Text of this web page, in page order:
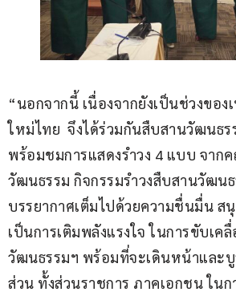
“นอกจากนี้ เนื่องจากยังเป็นช่วงของ
ใหม่ไทย  จึงได้ร่วมกันสืบสานวัฒนธ
พร้อมชมการแสดงรำวง 4 แบบ จาก
วัฒนธรรม กิจกรรมรำวงสืบสานวัฒน
บรรยากาศเต็มไปด้วยความชื่นมื่น ส
เป็นการเติมพลังแรงใจ ในการขับเ
วัฒนธรรมฯ พร้อมที่จะเดินหน้าและ
ส่วน ทั้งส่วนราชการ ภาคเอกชน ในก